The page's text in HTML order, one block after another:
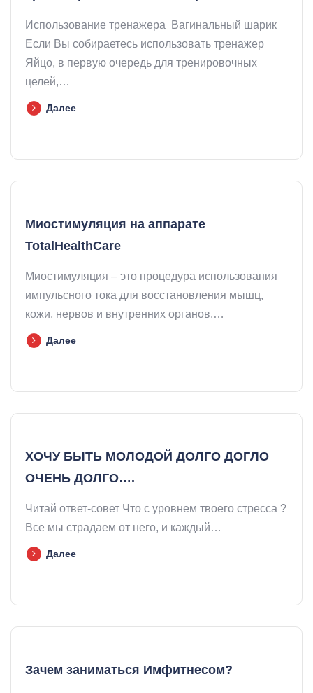
Использование тренажера Вагинальный шарик
Если Вы собираетесь использовать тренажер
Яйцо, в первую очередь для тренировочных
целей,…
Далее
Миостимуляция на аппарате
TotalHealthCare
Миостимуляция – это процедура использования
импульсного тока для восстановления мышц,
кожи, нервов и внутренних органов.…
Далее
ХОЧУ БЫТЬ МОЛОДОЙ ДОЛГО ДОГЛО
ОЧЕНЬ ДОЛГО….
Читай ответ-совет Что с уровнем твоего стресса ?
Все мы страдаем от него, и каждый…
Далее
Зачем заниматься Имфитнесом?